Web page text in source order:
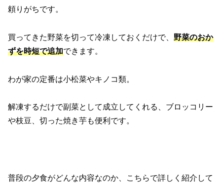
頼りがちです。
買ってきた野菜を切って冷凍しておくだけで、 野菜のおか
ずを時短で追加できます。
わが家の定番は小松菜やキノコ類。
解凍するだけで副菜として成立してくれる、ブロッコリー
や枝豆、切った焼き芋も便利です。
普段の夕食がどんな内容なのか、こちらで詳しく紹介して